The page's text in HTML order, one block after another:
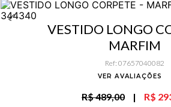
VESTIDO LONGO
MARFIM
Ref: 07657040082
VER AVALIAÇÕES
R$ 489,00 | R$